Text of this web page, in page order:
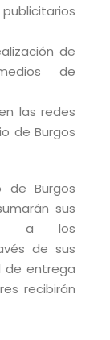
de
de
las redes
de Burgos
de Burgos
sus
a los
de sus
de entrega
recibirán